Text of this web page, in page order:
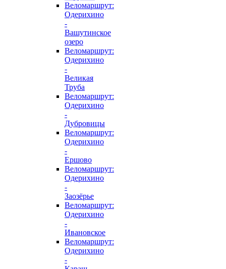
Веломаршрут:
Одерихино
-
Вашутинское
озеро
Веломаршрут:
Одерихино
-
Великая
Труба
Веломаршрут:
Одерихино
-
Дубровицы
Веломаршрут:
Одерихино
-
Ершово
Веломаршрут:
Одерихино
-
Заозёрье
Веломаршрут:
Одерихино
-
Ивановское
Веломаршрут:
Одерихино
-